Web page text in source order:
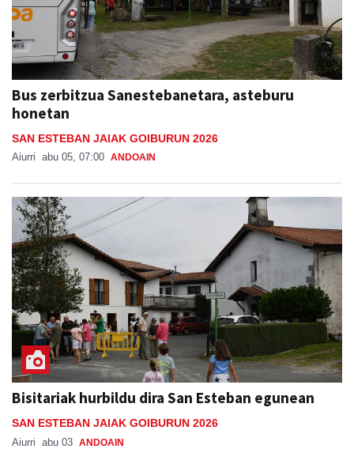
Bus zerbitzua Sanestebanetara, asteburu
honetan
SAN ESTEBAN JAIAK GOIBURUN 2026
Aiurri abu 05, 07:00 ANDOAIN
Bisitariak hurbildu dira San Esteban egunean
SAN ESTEBAN JAIAK GOIBURUN 2026
Aiurri abu 03 ANDOAIN